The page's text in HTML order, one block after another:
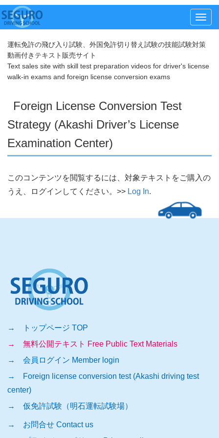
メ
ュ
運転免許の飛び入り試験、外国免許切り替え試験の技能試験対策
動画付きテキスト販売サイト
Text sales site with skill test preparation videos for driver's license
walk-in exams and foreign license conversion exams
Foreign License Conversion Test
Strategy (Akashi Driver’s License
Examination Center)
このコンテンツを閲覧するには、対象テキストをご購入の
うえ、ログインしてください。>> Log In.
→ トップページ TOP
→ 無料公開テキスト Free Public Text Materials
→ 会員ログイン Member login
→ Foreign license conversion test (Akashi driving test
center)
→ 仮免許試験（明石運転試験場）
→ お問合せ Contact us